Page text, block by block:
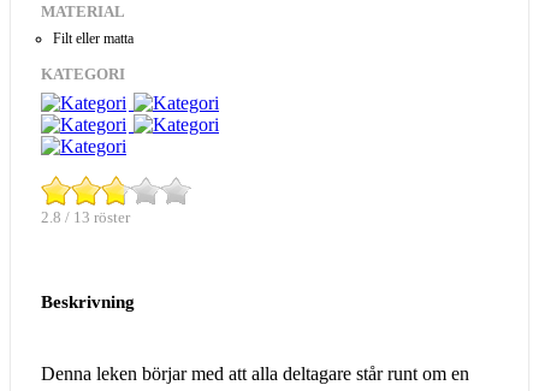
MATERIAL
Filt eller matta
KATEGORI
2.8 / 13 röster
Beskrivning
Denna leken börjar med att alla deltagare står runt om en